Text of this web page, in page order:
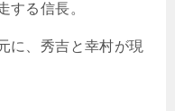
する信長。
に、秀吉と幸村が現